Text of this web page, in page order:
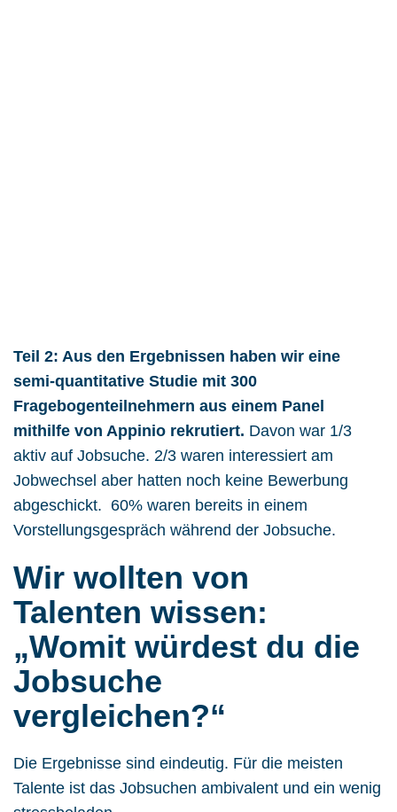
Teil 2: Aus den Ergebnissen haben wir eine
semi-quantitative Studie mit 300
Fragebogenteilnehmern aus einem Panel
mithilfe von Appinio rekrutiert. Davon war 1/3
aktiv auf Jobsuche. 2/3 waren interessiert am
Jobwechsel aber hatten noch keine Bewerbung
abgeschickt. 60% waren bereits in einem
Vorstellungsgespräch während der Jobsuche.
Wir wollten von
Talenten wissen:
„Womit würdest du die
Jobsuche
vergleichen?“
Die Ergebnisse sind eindeutig. Für die meisten
Talente ist das Jobsuchen ambivalent und ein wenig